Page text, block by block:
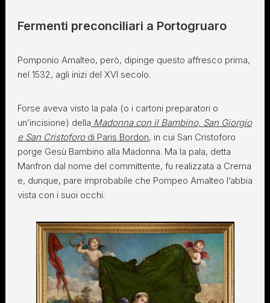
Fermenti preconciliari a Portogruaro
Pomponio Amalteo, però, dipinge questo affresco prima,
nel 1532, agli inizi del XVI secolo.
Forse aveva visto la pala (o i cartoni preparatori o
un’incisione) della Madonna con il Bambino, San Giorgio
e San Cristoforodi Paris Bordon, in cui San Cristoforo
porge Gesù Bambino alla Madonna. Ma la pala, detta
Manfron dal nome del committente, fu realizzata a Crema
e, dunque, pare improbabile che Pompeo Amalteo l’abbia
vista con i suoi occhi.